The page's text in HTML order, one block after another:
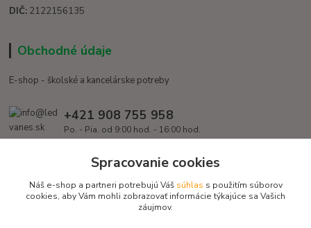
DIČ: 2122156135
Obchodné údaje
E-shop - školské a kancelárske potreby
+421 908 755 958
Po. - Pia. od 9:00 hod. - 16:00 hod.
info@ledvanes.skSpracovanie cookies
Náš e-shop a partneri potrebujú Váš súhlas s použitím súborov
cookies, aby Vám mohli zobrazovať informácie týkajúce sa Vašich
záujmov.